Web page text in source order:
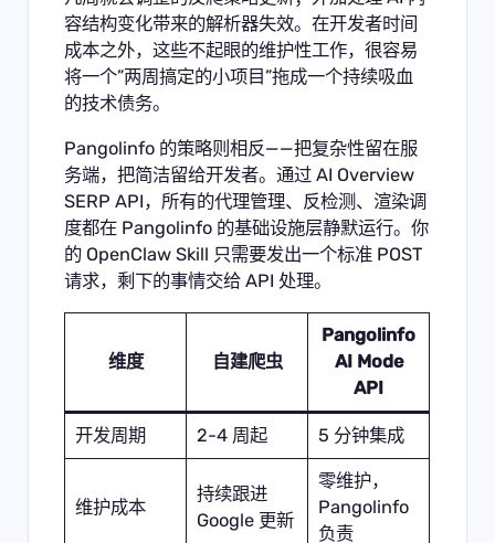
容结构变化带来的解析器失效。在开发者时间
成本之外，这些不起眼的维护性工作，很容易
将一个”两周搞定的小项目”拖成一个持续吸血
的技术债务。
Pangolinfo 的策略则相反——把复杂性留在服
务端，把简洁留给开发者。通过AI Overview
SERP API ，所有的代理管理、反检测、渲染调
度都在 Pangolinfo 的基础设施层静默运行。你
的 OpenClaw Skill 只需要发出一个标准 POST
请求，剩下的事情交给 API 处理。
维度 自建爬虫
Pangolinfo
AI Mode
API
开发周期 2-4 周起 5 分钟集成
维护成本
持续跟进
Google 更新
零维护，
Pangolinfo
负责